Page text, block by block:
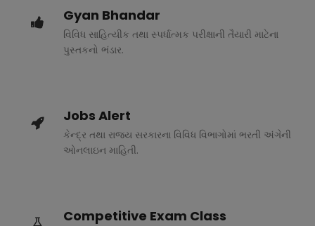
Gyan Bhandar
વિવિધ સાહિત્યીક તથા સ્પર્ધાત્મક પરીક્ષાની તૈયારી માટેના
પુસ્તકનો ભંડાર.
Jobs Alert
કેન્દ્ર તથા રાજ્ય સરકારના વિવિધ વિભાગોમાં ભરતી અંગેની
ઓનલાઇન માહિતી.
Competitive Exam Class